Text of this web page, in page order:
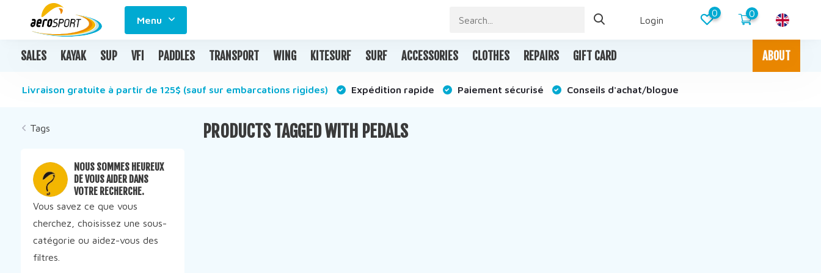
Menu Login
0 0
SALES KAYAK SUP VFI PADDLES TRANSPORT WING KITESURF SURF ACCESSORIES CLOTHES REPAIRS GIFT CARD ABOUT
Livraison gratuite à partir de 125$ (sauf sur embarcations rigides) Expédition rapide Paiement sécurisé Conseils d'achat/blogue
Tags
NOUS SOMMES HEUREUX
DE VOUS AIDER DANS
VOTRE RECHERCHE.
Vous savez ce que vous
cherchez, choisissez une sous-
catégorie ou aidez-vous des
filtres.
PRODUCTS TAGGED WITH PEDALS